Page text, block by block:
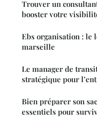
Trouver un
booster votre
Ebs organisation : le
marseille
Le manager de
stratégique pour
Bien préparer son
essentiels pour